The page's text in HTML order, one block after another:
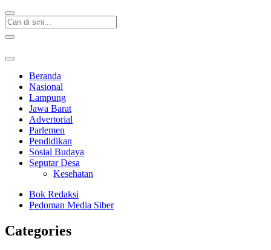
Beranda
Nasional
Lampung
Jawa Barat
Advertorial
Parlemen
Pendidikan
Sosial Budaya
Seputar Desa
Kesehatan
Bok Redaksi
Pedoman Media Siber
Categories